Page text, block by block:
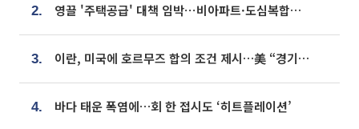
2. 영끌 '주택공급' 대책 임박⋯비아파트·도심복합까지 총동원
3. 이란, 미국에 호르무즈 합의 조건 제시…美 “경기 아직 안 끝나” [종합]
4. 바다 태운 폭염에…회 한 접시도 ‘히트플레이션’